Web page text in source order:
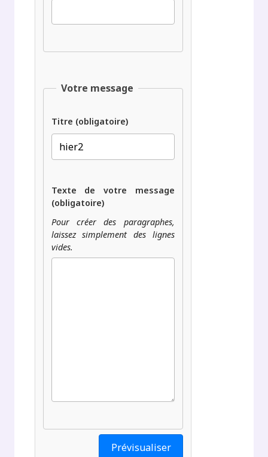
Votre message
Titre (obligatoire)
Texte de votre message
(obligatoire)
Pour créer des paragraphes,
laissez simplement des lignes
vides.